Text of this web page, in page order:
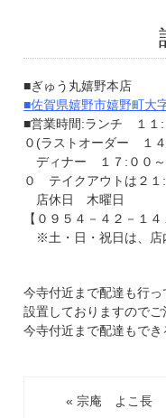
■ぎゅう丸嬉野本店
■佐賀県嬉野市嬉野町大
■営業時間:ランチ １１:
０(ラストオーダー １４
ディナー １７:００～
０ テイクアウトは２１
店休日 木曜日
【０９５４－４２－１
※土・日・祝日は、店
今寺付近まで配達も行
設置しておりますのでご
今寺付近まで配達もでき
« 宗庵 よこ長